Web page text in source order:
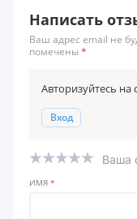
Написать
Ваш адрес email не
помечены *
Авторизуйтесь на
Вход
Ваша
ИМЯ *